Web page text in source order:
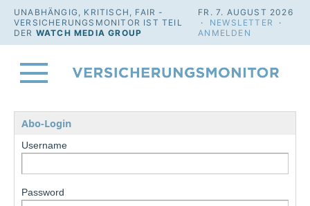
UNABHÄNGIG, KRITISCH, FAIR -
VERSICHERUNGSMONITOR IST TEIL
DER WATCH MEDIA GROUP
FR. 7. AUGUST 2026
· NEWSLETTER
·
ANMELDEN
Abo-Login
Username
Password